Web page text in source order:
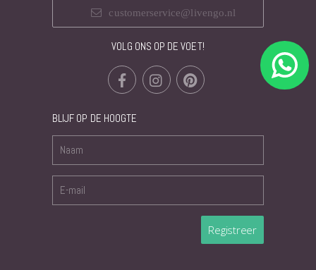
customerservice@livengo.nl
VOLG ONS OP DE VOET!
BLIJF OP DE HOOGTE
Registreer